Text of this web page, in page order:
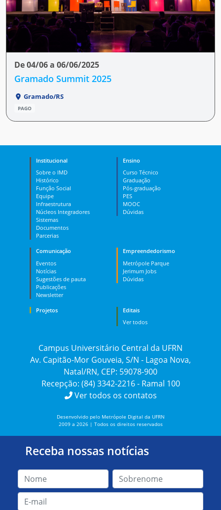
De 04/06 a 06/06/2025
Gramado Summit 2025
Gramado/RS
PAGO
Institucional
Sobre o IMD
Histórico
Função Social
Equipe
Infraestrutura
Núcleos Integradores
Sistemas
Documentos
Parcerias
Ensino
Curso Técnico
Graduação
Pós-graduação
PES
MOOC
Dúvidas
Comunicação
Eventos
Notícias
Sugestões de pauta
Publicações
Newsletter
Empreendedorismo
Metrópole Parque
Jerimum Jobs
Dúvidas
Projetos
Editais
Ver todos
Campus Universitário Central da UFRN
Av. Capitão-Mor Gouveia, S/N - Lagoa Nova,
Natal/RN, CEP: 59078-900
Recepção: (84) 3342-2216 - Ramal 100
Ver todos os contatos
Desenvolvido pelo Metrópole Digital da UFRN
2009 a 2026 | Todos os direitos reservados
Receba nossas notícias